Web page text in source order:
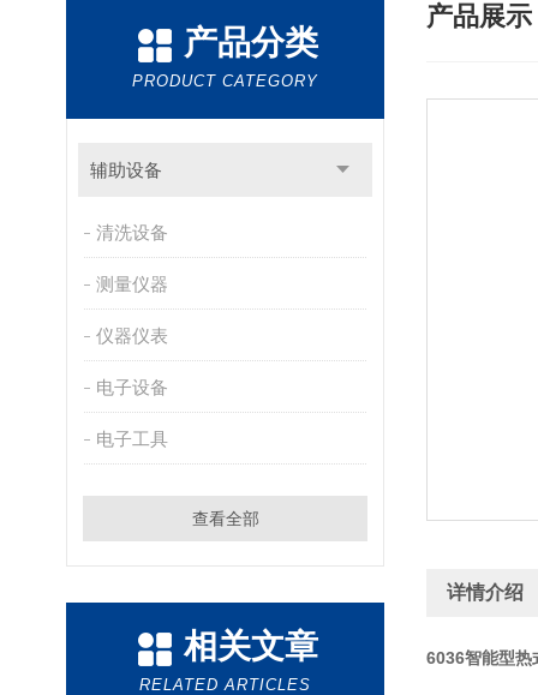
产品分类
PRODUCT CATEGORY
辅助设备
清洗设备
测量仪器
仪器仪表
电子设备
电子工具
查看全部
相关文章
RELATED ARTICLES
产品展示
详情介绍
6036智能型热